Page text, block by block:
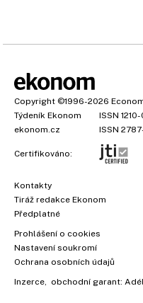
Copyright ©1996-2026
Týdeník Ekonom
ISSN
ekonom.cz
ISSN
Certifikováno:
Kontakty
Tiráž redakce Ekonom
Předplatné
Prohlášení o cookies
Nastavení soukromí
Ochrana osobních údajů
Inzerce, obchodní garant: